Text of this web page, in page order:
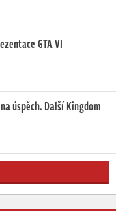
GTA VI
úspěch. Další Kingdom